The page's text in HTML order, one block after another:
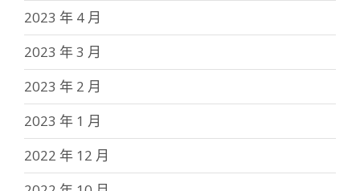
2023 年 4 月
2023 年 3 月
2023 年 2 月
2023 年 1 月
2022 年 12 月